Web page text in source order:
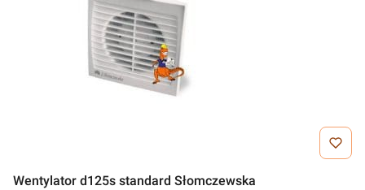
Wentylator d125s standard Słomczewska